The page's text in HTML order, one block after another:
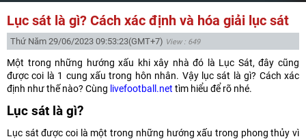
Lục sát là gì? Cách xác định và hóa giải lục sát
Thứ Năm 29/06/2023 09:53:23(GMT+7) View : 649
Một trong những hướng xấu khi xây nhà đó là Lục Sát, đây cũng
được coi là 1 cung xấu trong hôn nhân. Vậy lục sát là gì? Cách xác
định như thế nào? Cùng livefootball.net tìm hiểu để rõ nhé.
Lục sát là gì?
Lục sát được coi là một trong những hướng xấu trong phong thủy vì
LTĐ
KQBD
Lịch sử đối đầu